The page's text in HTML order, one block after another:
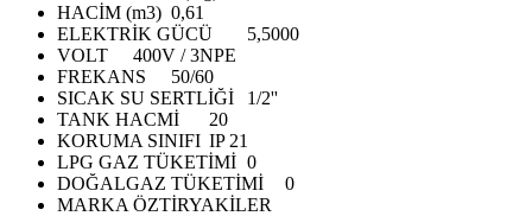
HACİM (m3) 0,61
ELEKTRİK GÜCÜ
5,5000
VOLT
400V / 3NPE
FREKANS
50/60
SICAK SU SERTLİĞİ
1/2''
TANK HACMİ
20
KORUMA SINIFI IP 21
LPG GAZ TÜKETİMİ 0
DOĞALGAZ TÜKETİMİ
0
MARKA ÖZTİRYAKİLER